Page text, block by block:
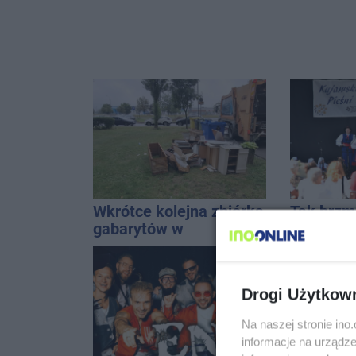
Wkrótce kolejna zbiórka
gabarytów w
Inowrocławiu
Tak
kapel
Solankach
Drogi
Na naszej stronie
informacje na